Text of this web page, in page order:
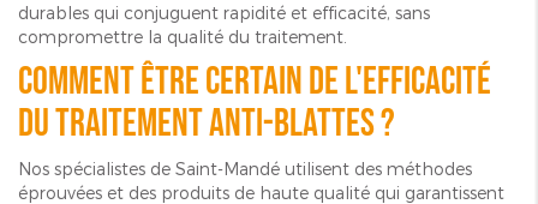
durables qui conjuguent rapidité et efficacité, sans
compromettre la qualité du traitement.
Comment être certain de l'efficacité
du traitement anti-blattes ?
Nos spécialistes de Saint-Mandé utilisent des méthodes
éprouvées et des produits de haute qualité qui garantissent